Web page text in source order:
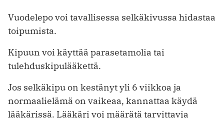
Vuodelepo voi tavallisessa selkäkivussa hidastaa
toipumista.
Kipuun voi käyttää parasetamolia tai
tulehduskipulääkettä.
Jos selkäkipu on kestänyt yli 6 viikkoa ja
normaalielämä on vaikeaa, kannattaa käydä
lääkärissä. Lääkäri voi määrätä tarvittavia